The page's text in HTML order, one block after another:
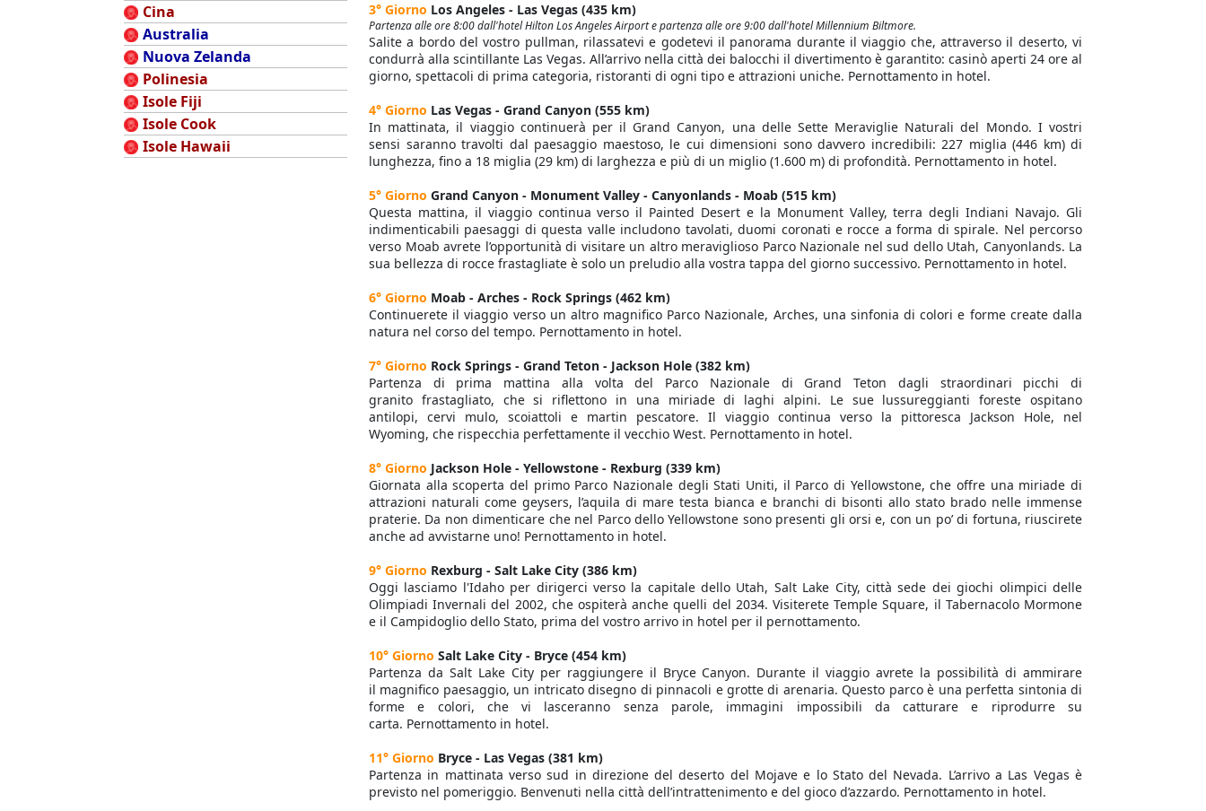
Cina
Australia
Nuova Zelanda
Polinesia
Isole Fiji
Isole Cook
Isole Hawaii
3° Giorno Los Angeles - Las Vegas (435 km)
Partenza alle ore 8:00 dall'hotel Hilton Los Angeles Airport e partenza alle ore 9:00 dall'hotel Millennium Biltmore.
Salite a bordo del vostro pullman, rilassatevi e godetevi il panorama durante il viaggio che, attraverso il deserto, vi
condurrà alla scintillante Las Vegas. All’arrivo nella città dei balocchi il divertimento è garantito: casinò aperti 24 ore al
giorno, spettacoli di prima categoria, ristoranti di ogni tipo e attrazioni uniche. Pernottamento in hotel.
4° Giorno Las Vegas - Grand Canyon (555 km)
In mattinata, il viaggio continuerà per il Grand Canyon, una delle Sette Meraviglie Naturali del Mondo. I vostri
sensi saranno travolti dal paesaggio maestoso, le cui dimensioni sono davvero incredibili: 227 miglia (446 km) di
lunghezza, fino a 18 miglia (29 km) di larghezza e più di un miglio (1.600 m) di profondità. Pernottamento in hotel.
5° Giorno Grand Canyon - Monument Valley - Canyonlands - Moab (515 km)
Questa mattina, il viaggio continua verso il Painted Desert e la Monument Valley, terra degli Indiani Navajo. Gli
indimenticabili paesaggi di questa valle includono tavolati, duomi coronati e rocce a forma di spirale. Nel percorso
verso Moab avrete l’opportunità di visitare un altro meraviglioso Parco Nazionale nel sud dello Utah, Canyonlands. La
sua bellezza di rocce frastagliate è solo un preludio alla vostra tappa del giorno successivo. Pernottamento in hotel.
6° Giorno Moab - Arches - Rock Springs (462 km)
Continuerete il viaggio verso un altro magnifico Parco Nazionale, Arches, una sinfonia di colori e forme create dalla
natura nel corso del tempo. Pernottamento in hotel.
7° Giorno Rock Springs - Grand Teton - Jackson Hole (382 km)
Partenza di prima mattina alla volta del Parco Nazionale di Grand Teton dagli straordinari picchi di
granito frastagliato, che si riflettono in una miriade di laghi alpini. Le sue lussureggianti foreste ospitano
antilopi, cervi mulo, scoiattoli e martin pescatore. Il viaggio continua verso la pittoresca Jackson Hole, nel
Wyoming, che rispecchia perfettamente il vecchio West. Pernottamento in hotel.
8° Giorno Jackson Hole - Yellowstone - Rexburg (339 km)
Giornata alla scoperta del primo Parco Nazionale degli Stati Uniti, il Parco di Yellowstone, che offre una miriade di
attrazioni naturali come geysers, l’aquila di mare testa bianca e branchi di bisonti allo stato brado nelle immense
praterie. Da non dimenticare che nel Parco dello Yellowstone sono presenti gli orsi e, con un po’ di fortuna, riuscirete
anche ad avvistarne uno! Pernottamento in hotel.
9° Giorno Rexburg - Salt Lake City (386 km)
Oggi lasciamo l'Idaho per dirigerci verso la capitale dello Utah, Salt Lake City, città sede dei giochi olimpici delle
Olimpiadi Invernali del 2002, che ospiterà anche quelli del 2034. Visiterete Temple Square, il Tabernacolo Mormone
e il Campidoglio dello Stato, prima del vostro arrivo in hotel per il pernottamento.
10° Giorno Salt Lake City - Bryce (454 km)
Partenza da Salt Lake City per raggiungere il Bryce Canyon. Durante il viaggio avrete la possibilità di ammirare
il magnifico paesaggio, un intricato disegno di pinnacoli e grotte di arenaria. Questo parco è una perfetta sintonia di
forme e colori, che vi lasceranno senza parole, immagini impossibili da catturare e riprodurre su
carta. Pernottamento in hotel.
11° Giorno Bryce - Las Vegas (381 km)
Partenza in mattinata verso sud in direzione del deserto del Mojave e lo Stato del Nevada. L’arrivo a Las Vegas è
previsto nel pomeriggio. Benvenuti nella città dell’intrattenimento e del gioco d’azzardo. Pernottamento in hotel.